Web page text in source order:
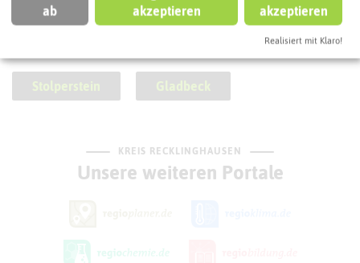
SCHLAGWORTE
So ordnen wir diese Attraktion ein
Stolperstein Gladbeck
KREIS RECKLINGHAUSEN
Unsere weiteren Portale
ab
akzeptieren
akzeptieren
Realisiert mit Klaro!